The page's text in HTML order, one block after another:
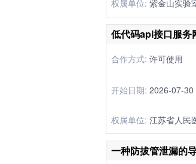
权属单位: 紫金山实验
低代码api接口服务
合作方式: 许可使用
开始日期: 2026-07-30
权属单位: 江苏省人民
一种防拔管泄漏的